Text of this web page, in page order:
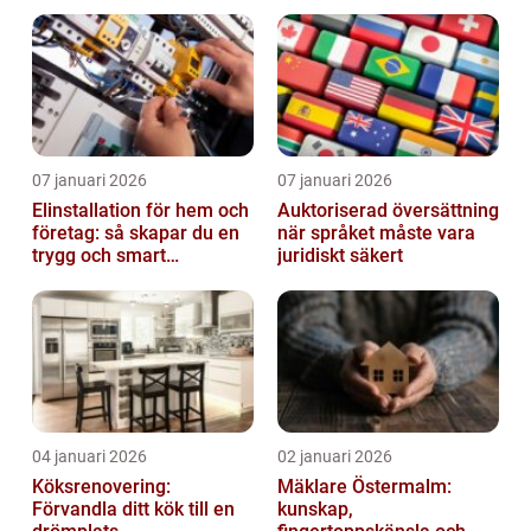
07 januari 2026
Elinstallation för hem och
företag: så skapar du en
trygg och smart
07 januari 2026
Auktoriserad översättning
när språket måste vara
juridiskt säkert
04 januari 2026
Köksrenovering:
Förvandla ditt kök till en
02 januari 2026
Mäklare Östermalm:
kunskap,